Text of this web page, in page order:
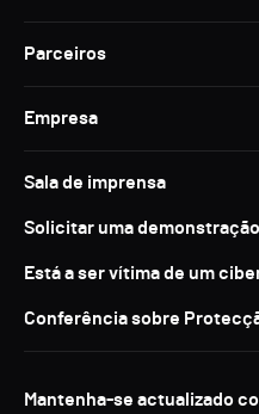
Parceiros
Empresa
Sala de imprensa
Solicitar uma demonstração
Está a ser vítima de um
Conferência sobre
Mantenha-se actualizado